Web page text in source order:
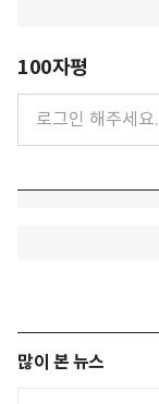
100자평
많이 본 뉴스